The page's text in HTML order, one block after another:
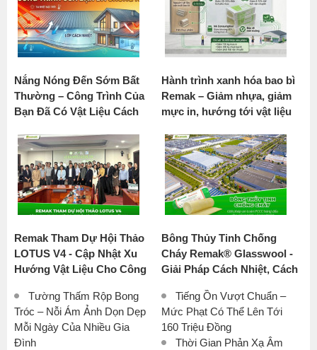
Nắng Nóng Đến Sớm Bất
Thường – Công Trình Của
Bạn Đã Có Vật Liệu Cách
Hành trình xanh hóa bao bì
Remak – Giảm nhựa, giảm
mực in, hướng tới vật liệu
Remak Tham Dự Hội Thảo
LOTUS V4 - Cập Nhật Xu
Hướng Vật Liệu Cho Công
Bông Thủy Tinh Chống
Cháy Remak® Glasswool -
Giải Pháp Cách Nhiệt, Cách
Công Nghiệp
Tường Thấm Rộp Bong
Tróc – Nỗi Ám Ảnh Dọn Dẹp
Mỗi Ngày Của Nhiều Gia
Đình
Tiếng Ồn Vượt Chuẩn –
Mức Phạt Có Thể Lên Tới
160 Triệu Đồng
Thời Gian Phản Xạ Âm